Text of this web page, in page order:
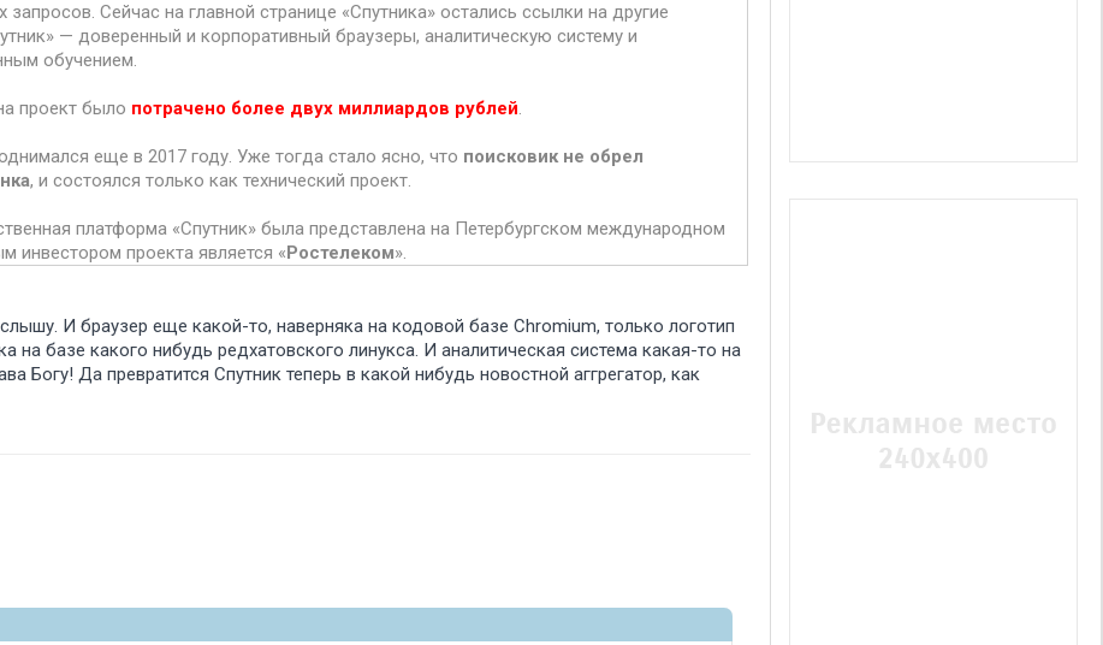
Сейчас на главной странице «Спутника» остались ссылки на другие
— доверенный и корпоративный браузеры, аналитическую систему и
обучением.
проект было потрачено более двух миллиардов рублей.
еще в 2017 году. Уже тогда стало ясно, что поисковик не обрел
, и состоялся только как технический проект.
платформа «Спутник» была представлена на Петербургском международном
инвестором проекта является «Ростелеком».
И браузер еще какой-то, наверняка на кодовой базе Chromium, только логотип
на базе какого нибудь редхатовского линукса. И аналитическая система какая-то на
Богу! Да превратится Спутник теперь в какой нибудь новостной аггрегатор, как